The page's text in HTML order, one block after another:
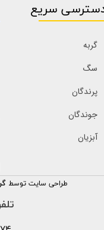
سریع
گربه
سگ
پرندگان
جوندگان
آبزیان
طراحی سایت توسط